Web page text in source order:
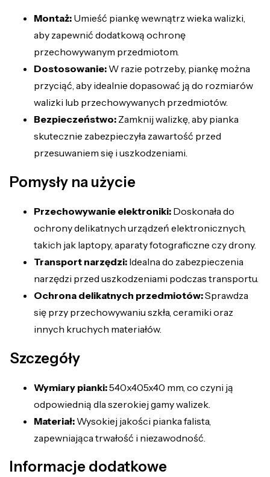
Montaż: Umieść piankę wewnątrz wieka walizki,
aby zapewnić dodatkową ochronę
przechowywanym przedmiotom.
Dostosowanie: W razie potrzeby, piankę można
przyciąć, aby idealnie dopasować ją do rozmiarów
walizki lub przechowywanych przedmiotów.
Bezpieczeństwo: Zamknij walizkę, aby pianka
skutecznie zabezpieczyła zawartość przed
przesuwaniem się i uszkodzeniami.
Pomysły na użycie
Przechowywanie elektroniki: Doskonała do
ochrony delikatnych urządzeń elektronicznych,
takich jak laptopy, aparaty fotograficzne czy drony.
Transport narzędzi: Idealna do zabezpieczenia
narzędzi przed uszkodzeniami podczas transportu.
Ochrona delikatnych przedmiotów:Sprawdza
się przy przechowywaniu szkła, ceramiki oraz
innych kruchych materiałów.
Szczegóły
Wymiary pianki:540x405x40 mm, co czyni ją
odpowiednią dla szerokiej gamy walizek.
Materiał: Wysokiej jakości pianka falista,
zapewniająca trwałość i niezawodność.
Informacje dodatkowe